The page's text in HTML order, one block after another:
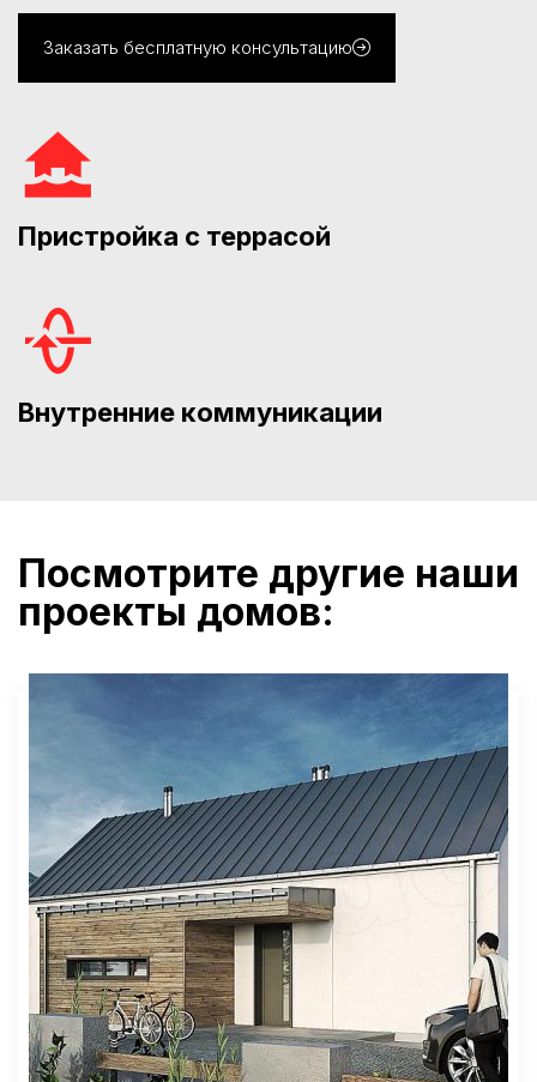
Заказать бесплатную консультацию
Пристройка с террасой
Внутренние коммуникации
Посмотрите другие наши
проекты домов: